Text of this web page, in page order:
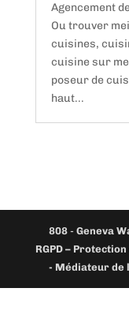
Agencement
Ou trouver
cuisines,
cuisine sur
poseur de
haut...
808 -Geneva
RGPD –
- Médiateur de